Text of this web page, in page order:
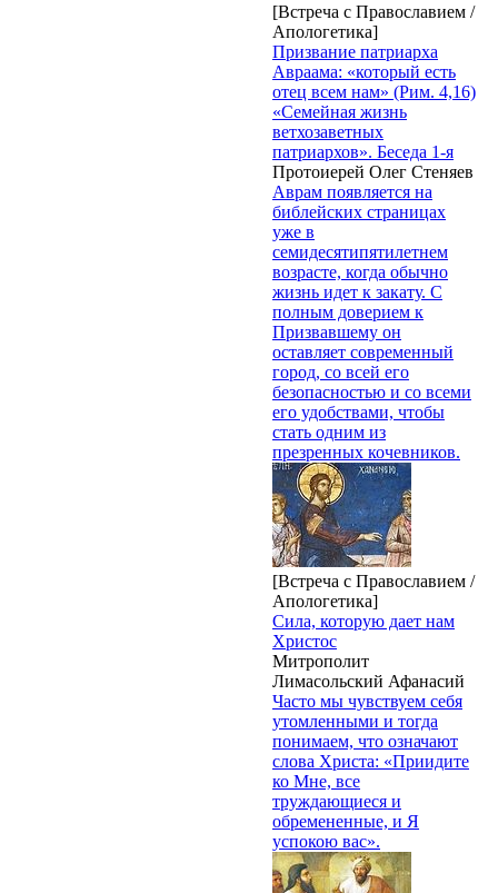
[Встреча с Православием /
Апологетика]
Призвание патриарха
Авраама: «который есть
отец всем нам» (Рим. 4,16)
«Семейная жизнь
ветхозаветных
патриархов». Беседа 1-я
Протоиерей Олег Стеняев
Аврам появляется на
библейских страницах
уже в
семидесятипятилетнем
возрасте, когда обычно
жизнь идет к закату. С
полным доверием к
Призвавшему он
оставляет современный
город, со всей его
безопасностью и со всеми
его удобствами, чтобы
стать одним из
презренных кочевников.
[Встреча с Православием /
Апологетика]
Сила, которую дает нам
Христос
Митрополит
Лимасольский Афанасий
Часто мы чувствуем себя
утомленными и тогда
понимаем, что означают
слова Христа: «Приидите
ко Мне, все
труждающиеся и
обремененные, и Я
успокою вас».